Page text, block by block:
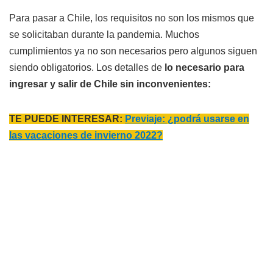
Para pasar a Chile, los requisitos no son los mismos que
se solicitaban durante la pandemia. Muchos
cumplimientos ya no son necesarios pero algunos siguen
siendo obligatorios. Los detalles de lo necesario para
ingresar y salir de Chile sin inconvenientes:
TE PUEDE INTERESAR: Previaje: ¿podrá usarse en
las vacaciones de invierno 2022?